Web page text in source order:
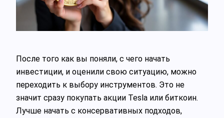
После того как вы поняли, с чего начать
инвестиции, и оценили свою ситуацию, можно
переходить к выбору инструментов. Это не
значит сразу покупать акции Tesla или биткоин.
Лучше начать с консервативных подходов,